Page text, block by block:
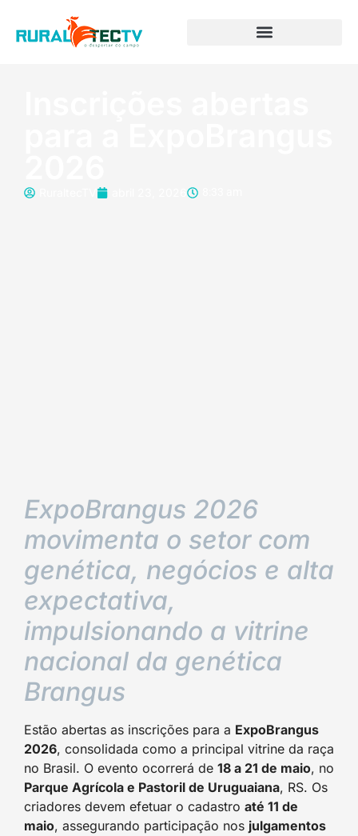
ExpoBrangus 2026
movimenta o setor com
genética, negócios e alta
expectativa,
impulsionando a vitrine
nacional da genética
Brangus
Estão abertas as inscrições para a ExpoBrangus
2026, consolidada como a principal vitrine da raça
no Brasil. O evento ocorrerá de 18 a 21 de maio, no
Parque Agrícola e Pastoril de Uruguaiana, RS. Os
criadores devem efetuar o cadastro até 11 de
maio, assegurando participação nos julgamentos